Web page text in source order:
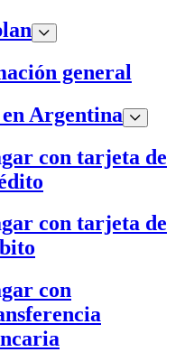
general
Argentina
con tarjeta de
con tarjeta de
con